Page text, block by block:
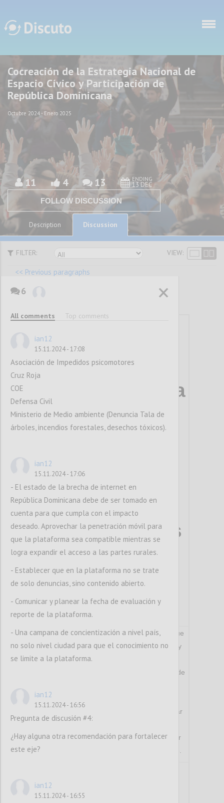
Discuto
Discuto
Cocreación de la Estrategia Nacional de
Espacio Cívico y Participación de
República Dominicana
Octubre 2024 - Enero 2025
11 4 13 ENDING
13 DEC
FOLLOW DISCUSSION
Description Discussion
FILTER: VIEW:
<< Previous paragraphs
Línea de acción
3.1: Protección
legal e
institucional a la
libertad de
reunión y de
pacífica tanto
física como
digital, de
acuerdo con los
estándares
internacionales
de derechos
humanos.
Descripción de la línea de acción: Asegurar que
la libertad de reunión y manifestación pacífica y
sin armas, no estén sujetas a restricciones
indebidas o incompatibles con los estándares de
despenalización de la protesta pacífica, el
respeto al derecho de la ciudadanía a participar
contenido del mensaje, el tiempo, modo y lugar
y a protestar sin autorización previa del Estado.
Ministerio de Interior y Policía
6
All comments Top comments
ian12
15.11.2024 - 17:08
Asociación de Impedidos psicomotores
Cruz Roja
COE
Defensa Civil
Ministerio de Medio ambiente (Denuncia Tala de
árboles, incendios forestales, desechos tóxicos).
ian12
15.11.2024 - 17:06
- El estado de la brecha de internet en
República Dominicana debe de ser tomado en
cuenta para que cumpla con el impacto
deseado. Aprovechar la penetración móvil para
que la plataforma sea compatible mientras se
logra expandir el acceso a las partes rurales.
- Establecer que en la plataforma no se trate
de solo denuncias, sino contenido abierto.
- Comunicar y planear la fecha de evaluación y
reporte de la plataforma.
- Una campana de concientización a nivel país,
no solo nivel ciudad para que el conocimiento no
se limite a la plataforma.
ian12
15.11.2024 - 16:56
Pregunta de discusión #4:
¿Hay alguna otra recomendación para fortalecer
este eje?
ian12
15.11.2024 - 16:55